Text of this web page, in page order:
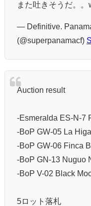
また吐きそうだ。。
— Definitive.
(@superpanamacf)
Auction result
-Esmeralda ES-N-7
-BoP GW-05 La
-BoP GW-06 Finca
-BoP GN-13 Nuguo
-BoP V-02 Black
5ロット落札